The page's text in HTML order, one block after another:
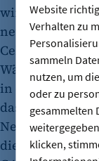
Website
Verhalten zu
sammeln
nutzen, um
oder zu
gesammelten
klicken,
wird ab Oktober
neu errichtete
Celsius warme
Wärmepumpen
in das
das mehr als
Neben PASM
die Gewobag